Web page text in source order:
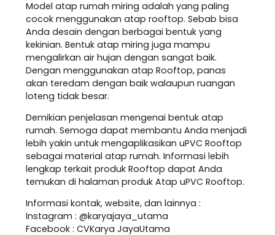
Model atap rumah miring adalah yang paling
cocok menggunakan atap rooftop. Sebab bisa
Anda desain dengan berbagai bentuk yang
kekinian. Bentuk atap miring juga mampu
mengalirkan air hujan dengan sangat baik.
Dengan menggunakan atap Rooftop, panas
akan teredam dengan baik walaupun ruangan
loteng tidak besar.
Demikian penjelasan mengenai bentuk atap
rumah. Semoga dapat membantu Anda menjadi
lebih yakin untuk mengaplikasikan uPVC Rooftop
sebagai material atap rumah. Informasi lebih
lengkap terkait produk Rooftop dapat Anda
temukan di halaman produk Atap uPVC Rooftop.
Informasi kontak, website, dan lainnya :
Instagram : @karyajaya_utama
Facebook : CVKarya JayaUtama